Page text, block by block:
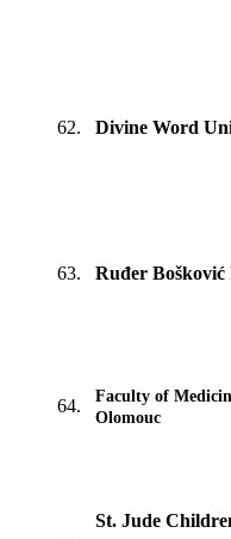
62. Divine Word
63. Ruđer Bošković
64.
Faculty of
Olomouc
St. Jude